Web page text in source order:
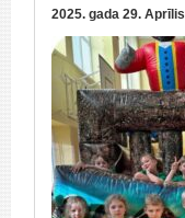
2025. gada 29. Aprīlis